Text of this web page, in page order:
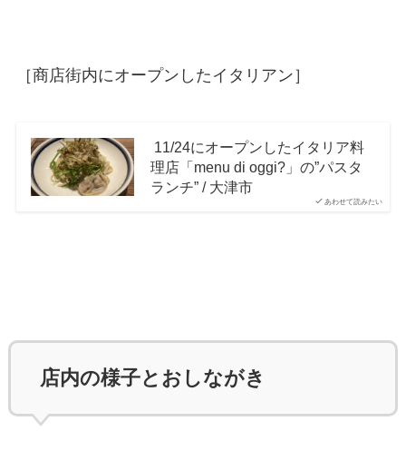
［商店街内にオープンしたイタリアン］
あわせて読みたい
11/24にオープンしたイタリア料
理店「menu di oggi?」の”パスタ
ランチ” / 大津市
店内の様子とおしながき